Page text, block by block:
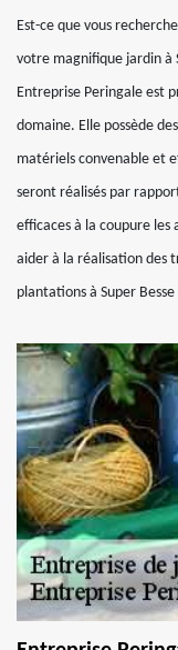
Est-ce que vous
votre magnifique jardin à
Entreprise Peringale est
domaine. Elle possède
matériels convenable et
seront réalisés par
efficaces à la coupure
aider à la réalisation des
plantations à Super